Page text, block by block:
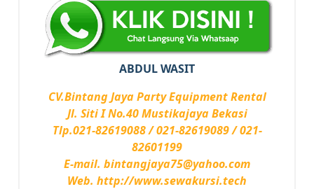
ABDUL WASIT
CV.Bintang Jaya Party Equipment Rental
Jl. Siti I No.40 Mustikajaya Bekasi
Tlp.021-82619088 / 021-82619089 / 021-
82601199
E-mail. bintangjaya75@yahoo.com
Web. http://www.sewakursi.tech